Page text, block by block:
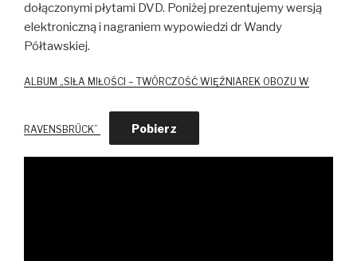
dołączonymi płytami DVD. Poniżej prezentujemy wersją
elektroniczną i nagraniem wypowiedzi dr Wandy
Półtawskiej.
ALBUM „SIŁA MIŁOŚCI – TWÓRCZOŚĆ WIĘŹNIAREK OBOZU W
RAVENSBRÜCK” Pobierz